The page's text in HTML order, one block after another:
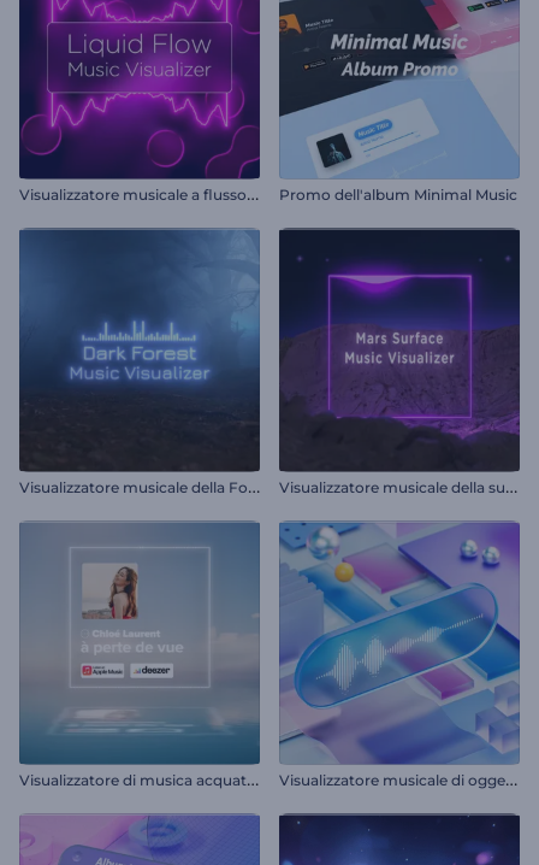
V
isualizzatore musicale a flusso liquido Promo dell'album Minimal Music
V
isualizzatore musicale della Foresta Oscura V
isualizzatore musicale della superficie marziana
V
isualizzatore di musica acquatica V
isualizzatore musicale di oggetti cinetici